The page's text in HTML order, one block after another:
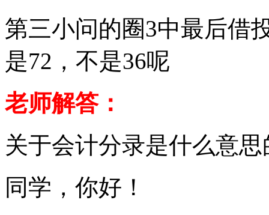
第三小问的圈3中最后借
是72，不是36呢
老师解答：
关于会计分录是什么意
同学，你好！